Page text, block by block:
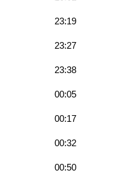
23:19
23:27
23:38
00:05
00:17
00:32
00:50